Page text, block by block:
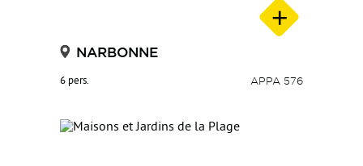
NARBONNE
6 pers. APPA 576